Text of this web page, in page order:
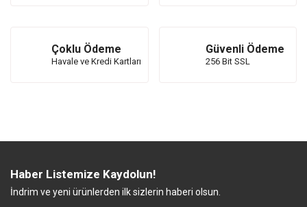
Çoklu Ödeme
Havale ve Kredi Kartları
Güvenli Ödeme
256 Bit SSL
Haber Listemize Kaydolun!
İndrim ve yeni ürünlerden ilk sizlerin haberi olsun.